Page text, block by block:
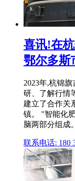
喜讯!在
鄂尔多斯
2023年,杭锦
研、了解行情
建立了合作关
镇。 "智能化
脑两部分组成。
联系电话: 180